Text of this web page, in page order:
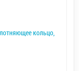
кольцо,